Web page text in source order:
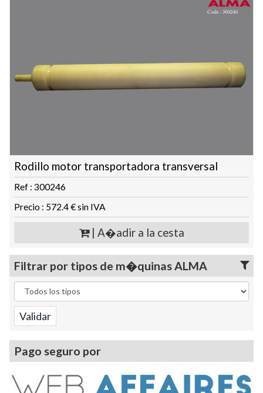
Rodillo motor transportadora transversal
Ref : 300246
Precio : 572.4 € sin IVA
| A�adir a la cesta
Filtrar por tipos de m�quinas ALMA
Pago seguro por